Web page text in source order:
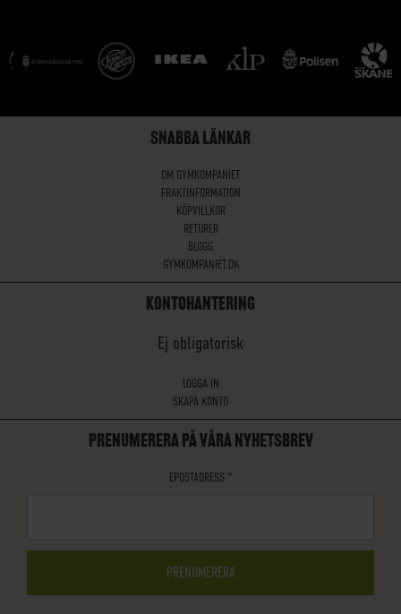
SNABBA LÄNKAR
OM GYMKOMPANIET
FRAKTINFORMATION
KÖPVILLKOR
RETURER
BLOGG
GYMKOMPANIET.DK
KONTOHANTERING
Ej obligatorisk
LOGGA IN
SKAPA KONTO
PRENUMERERA PÅ VÅRA NYHETSBREV
EPOSTADRESS *